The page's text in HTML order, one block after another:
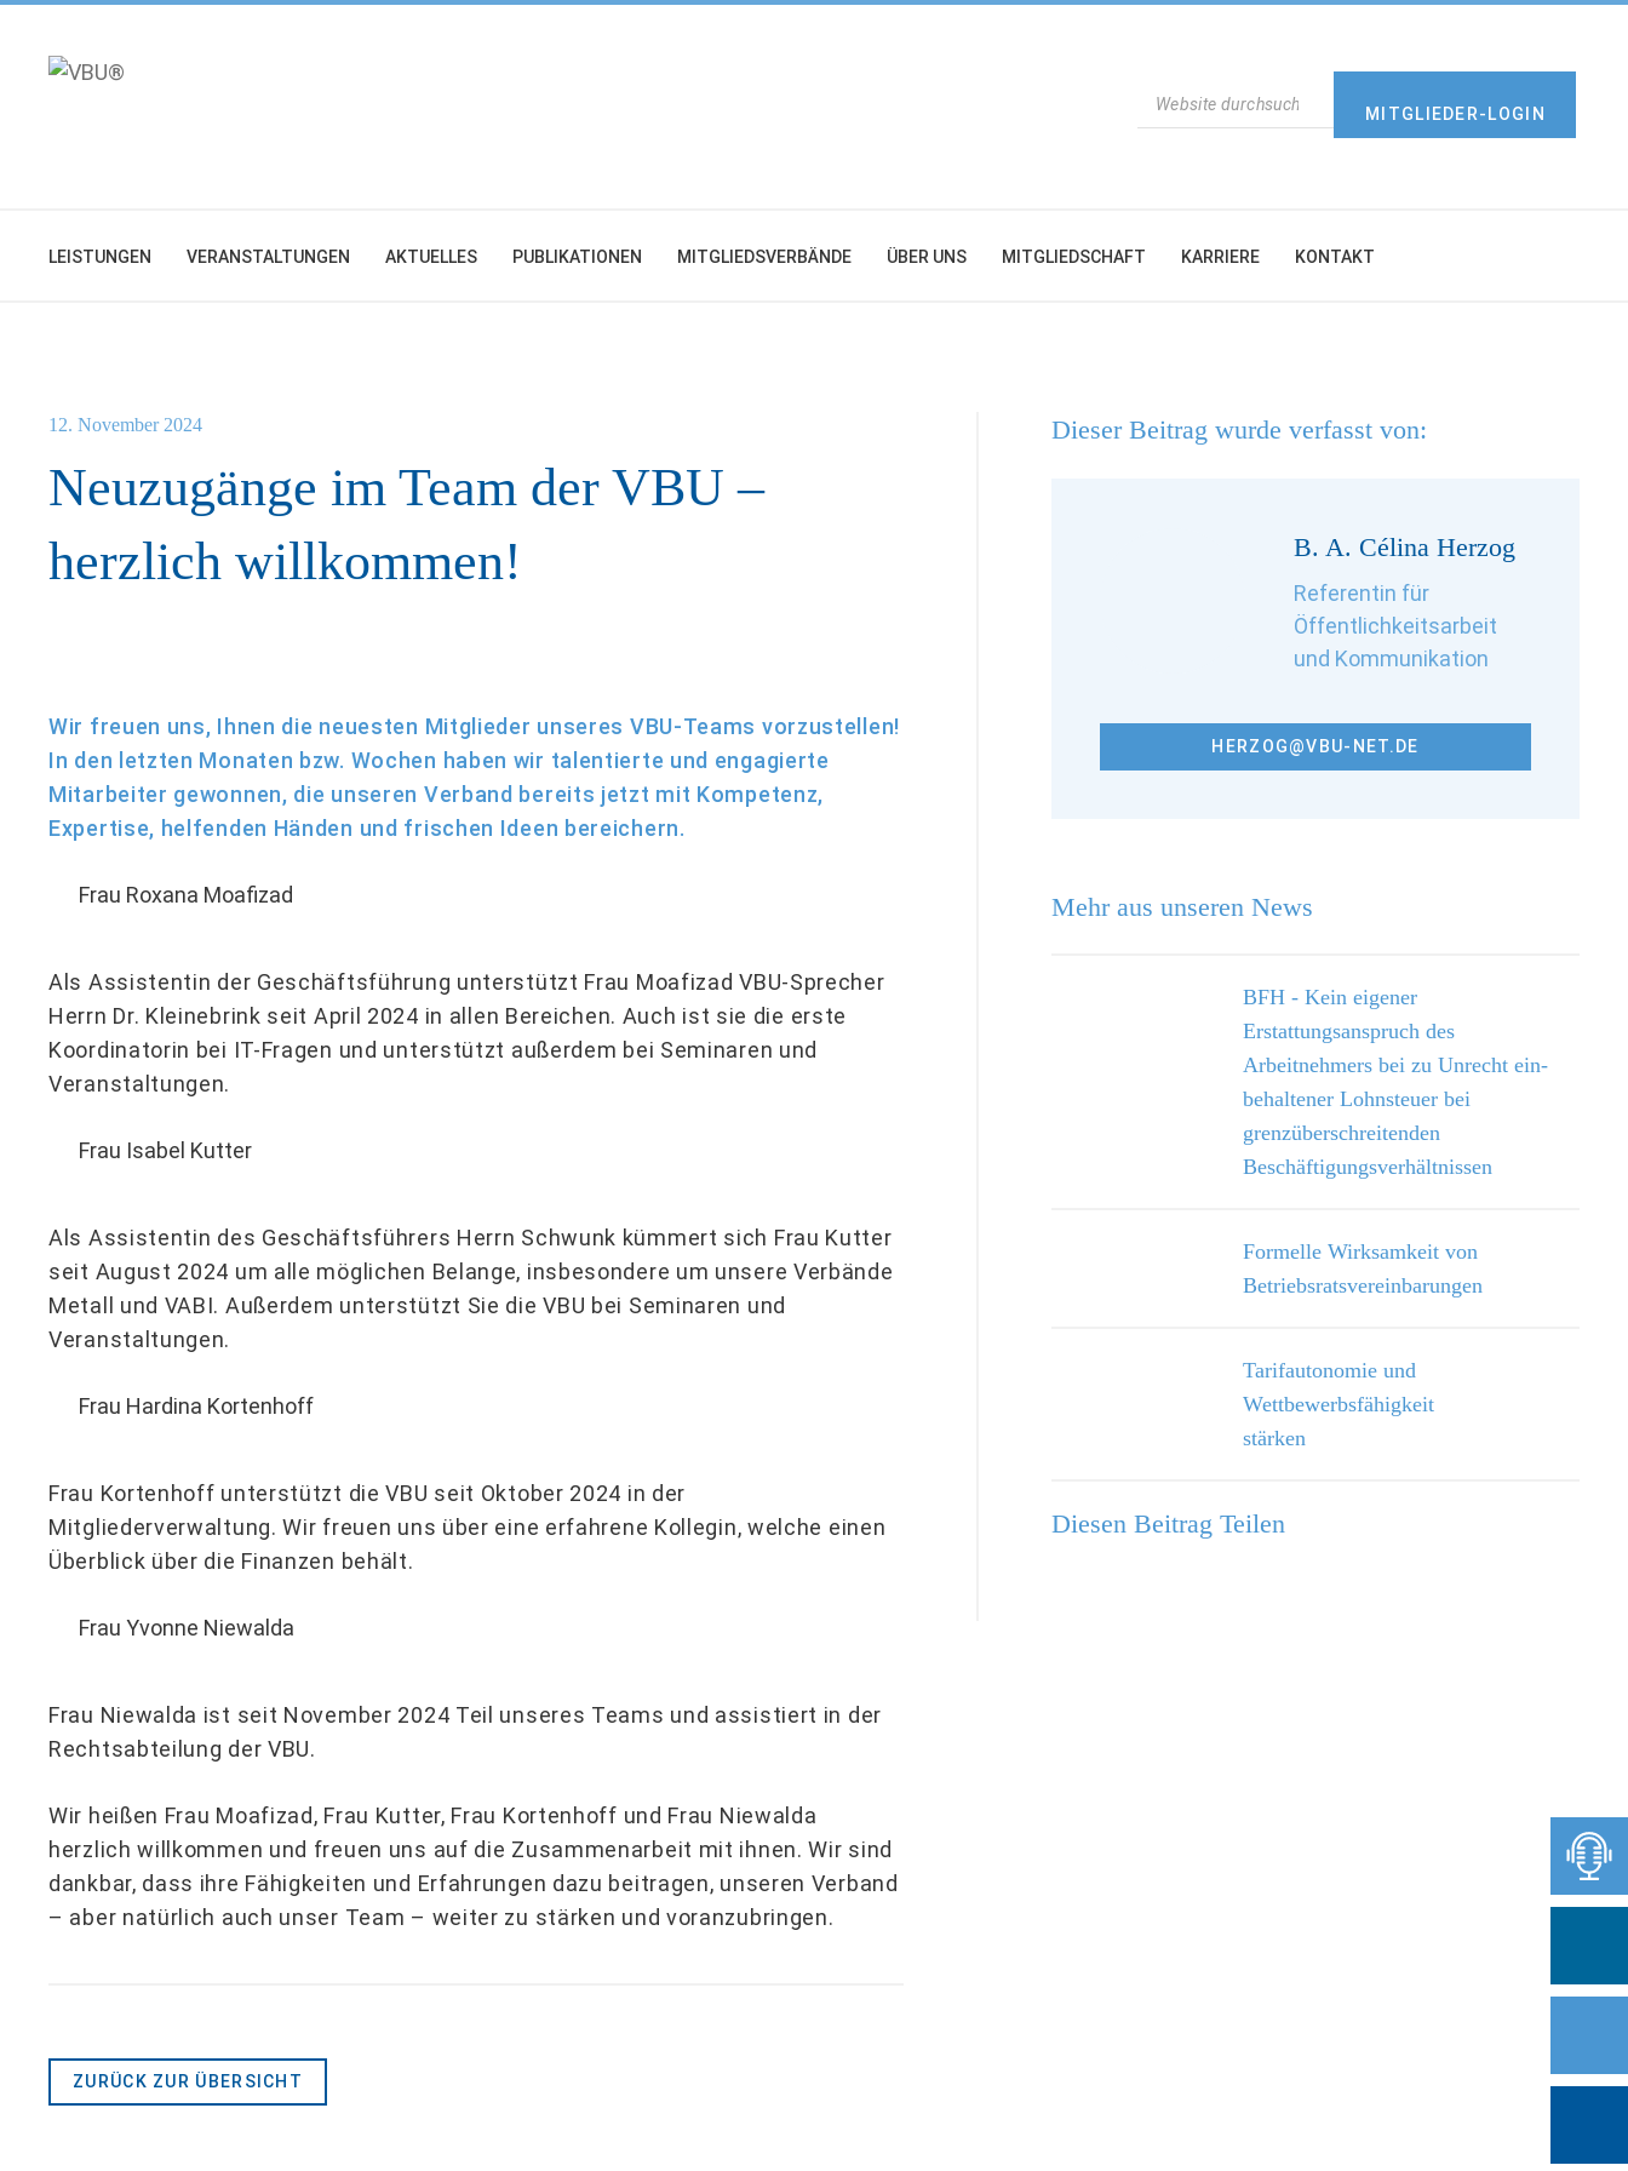
springen
MITGLIEDER-LOGIN
LEISTUNGEN VERANSTALTUNGEN AKTUELLES PUBLIKATIONEN MITGLIEDSVERBÄNDE ÜBER UNS MITGLIEDSCHAFT KARRIERE KONTAKT
Neuzugänge im Team der VBU –
herzlich willkommen!
12. November 2024
Wir freuen uns, Ihnen die neuesten Mitglieder unseres VBU-Teams vorzustellen!
In den letzten Monaten bzw. Wochen haben wir talentierte und engagierte
Mitarbeiter gewonnen, die unseren Verband bereits jetzt mit Kompetenz,
Expertise, helfenden Händen und frischen Ideen bereichern.
Frau Roxana Moafizad
Als Assistentin der Geschäftsführung unterstützt Frau Moafizad VBU-Sprecher
Herrn Dr. Kleinebrink seit April 2024 in allen Bereichen. Auch ist sie die erste
Koordinatorin bei IT-Fragen und unterstützt außerdem bei Seminaren und
Veranstaltungen.
Frau Isabel Kutter
Als Assistentin des Geschäftsführers Herrn Schwunk kümmert sich Frau Kutter
seit August 2024 um alle möglichen Belange, insbesondere um unsere Verbände
Metall und VABI. Außerdem unterstützt Sie die VBU bei Seminaren und
Veranstaltungen.
Frau Hardina Kortenhoff
Frau Kortenhoff unterstützt die VBU seit Oktober 2024 in der
Mitgliederverwaltung. Wir freuen uns über eine erfahrene Kollegin, welche einen
Überblick über die Finanzen behält.
Frau Yvonne Niewalda
Frau Niewalda ist seit November 2024 Teil unseres Teams und assistiert in der
Rechtsabteilung der VBU.
Wir heißen Frau Moafizad, Frau Kutter, Frau Kortenhoff und Frau Niewalda
herzlich willkommen und freuen uns auf die Zusammenarbeit mit ihnen. Wir sind
dankbar, dass ihre Fähigkeiten und Erfahrungen dazu beitragen, unseren Verband
– aber natürlich auch unser Team – weiter zu stärken und voranzubringen.
ZURÜCK ZUR ÜBERSICHT
Mehr aus unseren News
BFH - Kein eigener
Erstattungsanspruch des
Arbeitnehmers bei zu Unrecht ein­
behaltener Lohnsteuer bei
grenzüberschreitenden
Beschäftigungsverhältnissen
Formelle Wirksamkeit von
Betriebsratsvereinbarungen
Tarifautonomie und
Wettbewerbsfähigkeit
stärken
Dieser Beitrag wurde verfasst von:
B. A. Célina Herzog
Referentin für
Öffentlichkeitsarbeit
und Kommunikation
HERZOG@VBU-NET.DE
Diesen Beitrag Teilen